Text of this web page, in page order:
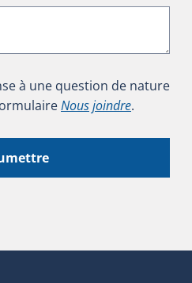
à une question de nature
Nous joindre.